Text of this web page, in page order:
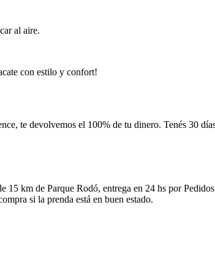
al aire.
con estilo y confort!
te devolvemos el 100% de tu dinero. Tenés 30
15 km de Parque Rodó, entrega en 24 hs por
si la prenda está en buen estado.